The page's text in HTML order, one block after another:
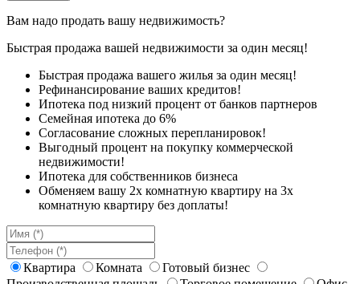
Вам надо продать вашу недвижимость?
Быстрая продажа вашей недвижимости за один месяц!
Быстрая продажа вашего жилья за один месяц!
Рефинансирование ваших кредитов!
Ипотека под низкий процент от банков партнеров
Семейная ипотека до 6%
Согласование сложных перепланировок!
Выгодный процент на покупку коммерческой
недвижимости!
Ипотека для собственников бизнеса
Обменяем вашу 2х комнатную квартиру на 3х
комнатную квартиру без доплаты!
Квартира Комната
Готовый бизнес